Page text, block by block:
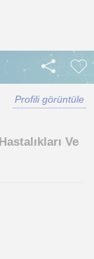
Profili görüntüle
Ve